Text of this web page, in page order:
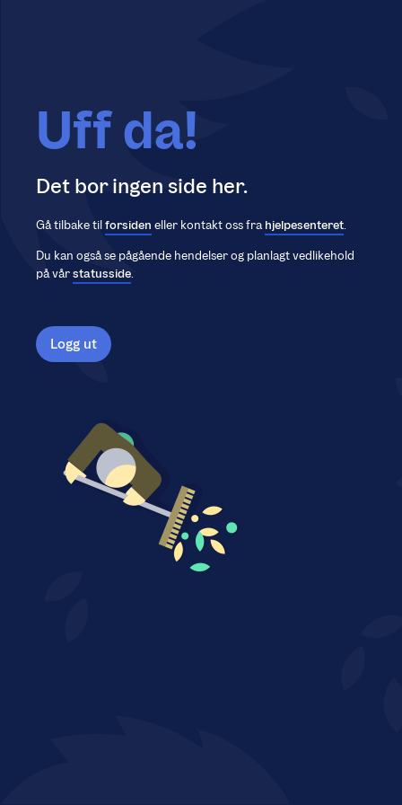
Uff da!
Det bor ingen side her.
Gå tilbake tilforsiden eller kontakt oss frahjelpesenteret.
Du kan også se pågående hendelser og planlagt vedlikehold
på vårstatusside.
Logg ut